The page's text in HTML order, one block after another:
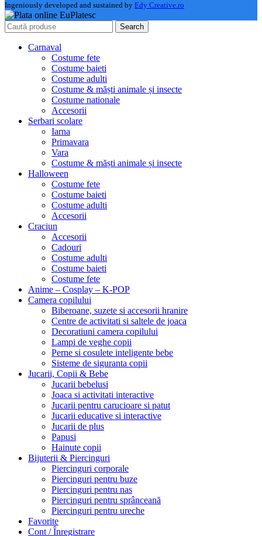
Ingeniously developed and sustained by Edy Creative.ro
Search
Carnaval
Costume fete
Costume baieti
Costume adulti
Costume & măști animale și insecte
Costume nationale
Accesorii
Serbari scolare
Iarna
Primavara
Vara
Costume & măști animale și insecte
Halloween
Costume fete
Costume baieti
Costume adulti
Accesorii
Craciun
Accesorii
Cadouri
Costume adulti
Costume baieti
Costume fete
Anime – Cosplay – K‑POP
Camera copilului
Biberoane, suzete si accesorii hranire
Centre de activitati si saltele de joaca
Decoratiuni camera copilului
Lampi de veghe copii
Perne si cosulete inteligente bebe
Sisteme de siguranta copii
Jucarii, Copii & Bebe
Jucarii bebelusi
Joaca si activitati interactive
Jucarii pentru carucioare si patut
Jucarii educative si interactive
Jucarii de plus
Papusi
Hainute copii
Bijuterii & Piercinguri
Piercinguri corporale
Piercinguri pentru buze
Piercinguri pentru nas
Piercinguri pentru sprânceană
Piercinguri pentru ureche
Favorite
Cont / Înregistrare